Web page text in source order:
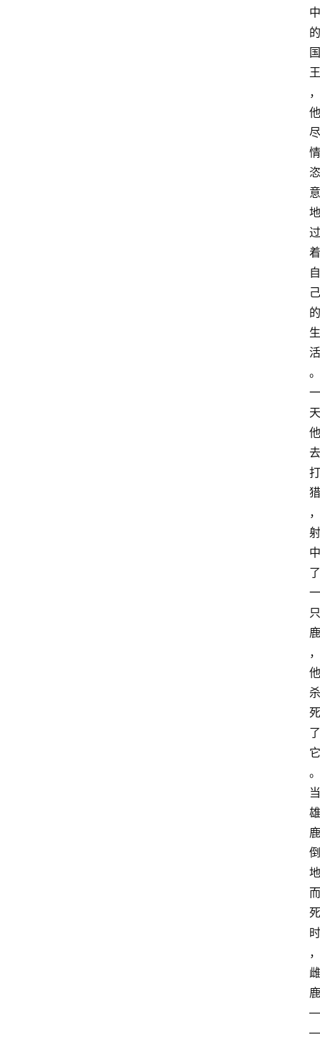
中
的
国
王
，
他
尽
情
恣
意
地
过
着
自
己
的
生
活
。
一
天
他
去
打
猎
，
射
中
了
一
只
鹿
，
他
杀
死
了
它
。
当
雄
鹿
倒
地
而
死
时
，
雌
鹿
—
—